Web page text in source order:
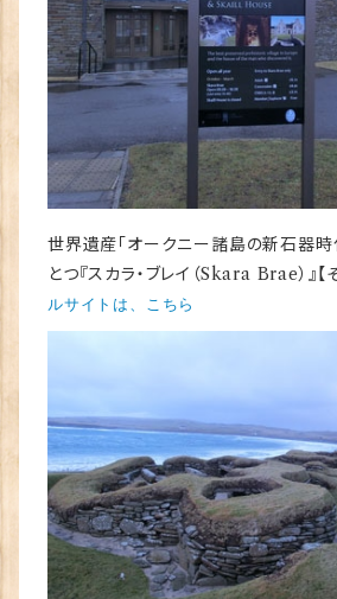
世界遺産「オークニー諸島の新石器時
とつ『スカラ・ブレイ（Skara Brae）』【そ
ルサイトは、こちら